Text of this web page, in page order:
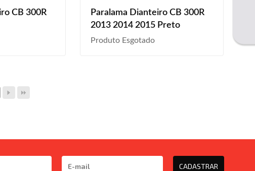
CB 300R
Paralama Dianteiro CB 300R
2013 2014 2015 Preto
Produto Esgotado
CADASTRAR